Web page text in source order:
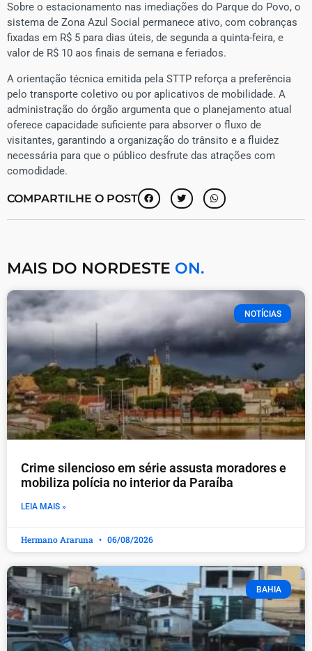
Sobre o estacionamento nas imediações do Parque do Povo, o
sistema de Zona Azul Social permanece ativo, com cobranças
fixadas em R$ 5 para dias úteis, de segunda a quinta-feira, e
valor de R$ 10 aos finais de semana e feriados.
​A orientação técnica emitida pela STTP reforça a preferência
pelo transporte coletivo ou por aplicativos de mobilidade. A
administração do órgão argumenta que o planejamento atual
oferece capacidade suficiente para absorver o fluxo de
visitantes, garantindo a organização do trânsito e a fluidez
necessária para que o público desfrute das atrações com
comodidade.
COMPARTILHE O POST
MAIS DO NORDESTE ON.
NOTÍCIAS
Crime silencioso em série assusta moradores e
mobiliza polícia no interior da Paraíba
LEIA MAIS »
Hermano Araruna 06/08/2026
BAHIA